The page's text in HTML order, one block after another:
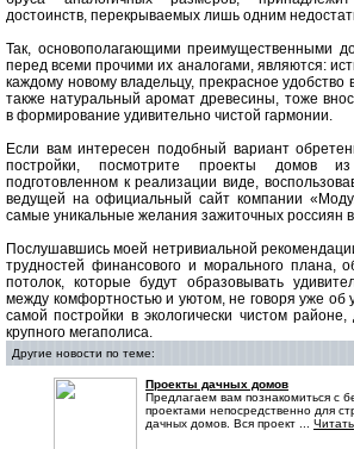
достоинств, перекрываемых лишь одним
Так, основополагающими преимущественными
перед всеми прочими их аналогами, являются:
каждому новому владельцу, прекрасное
также натуральный аромат древесины, тоже
в формирование удивительно чистой гармонии.
Если вам интересен подобный вариант
постройки, посмотрите проекты домов
подготовленном к реализации виде,
ведущей на официальный сайт компании
самые уникальные желания зажиточных россиян
Послушавшись моей нетривиальной
трудностей финансового и морального плана,
потолок, которые будут образовывать
между комфортностью и уютом, не говоря уже об
самой постройки в экологически чистом
крупного мегаполиса.
Другие новости по теме:
Проекты дачных домов
Предлагаем вам познакомиться с
проектами непосредственно для
дачных домов. Вся проект ... Читать